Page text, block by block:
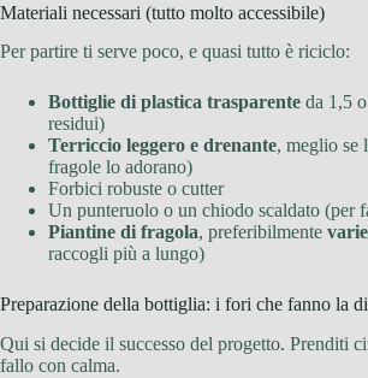
Materiali necessari (tutto molto accessibile)
Per partire ti serve poco, e quasi tutto è riciclo:
Bottiglie di plastica trasparente da 1,5
residui)
Terriccio leggero e drenante, meglio se
fragole lo adorano)
Forbici robuste o cutter
Un punteruolo o un chiodo scaldato (per
Piantine di fragola, preferibilmente
raccogli più a lungo)
Preparazione della bottiglia: i fori che fanno la
Qui si decide il successo del progetto. Prenditi
fallo con calma.